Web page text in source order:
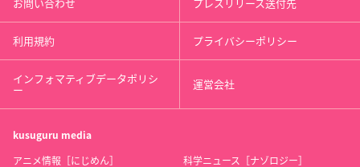
利用規約 プライバシーポリシー
インフォマティブデータポリシ
ー 運営会社
kusuguru media
アニメ情報［にじめん］ 科学ニュース［ナゾロジー］